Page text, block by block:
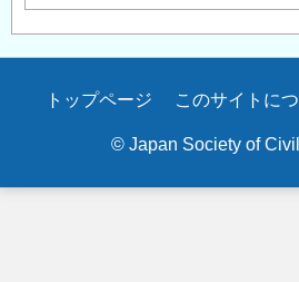
Secondary
トップページ このサイトに
© Japan Society of